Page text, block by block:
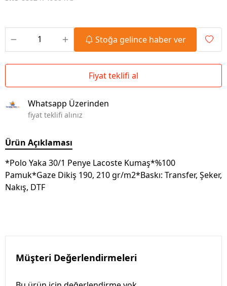
Stoğa gelince haber ver
Fiyat teklifi al
Whatsapp Üzerinden
fiyat teklifi alınız
Ürün Açıklaması
*Polo Yaka 30/1 Penye Lacoste Kumaş*%100
Pamuk*Gaze Dikiş 190, 210 gr/m2*Baskı: Transfer, Şeker,
Nakış, DTF
Müşteri Değerlendirmeleri